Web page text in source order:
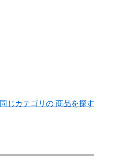
同じカテゴリの 商品を探す